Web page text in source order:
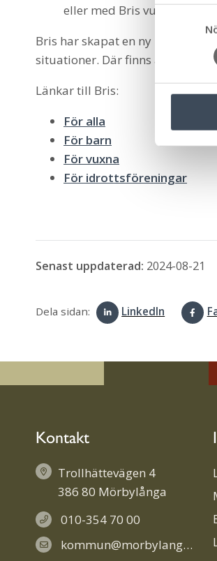
S
t
s
a
eller med Bris
Bris har skapat en ny hemsida
situationer. Där finns även en
Länkar till Bris:
För alla
För barn
För vuxna
För idrottsföreningar
Senast uppdaterad: 2024-08-21
Dela sidan: LinkedIn
Kontakt
Trollhättevägen 4
386 80 Mörbylånga
010-354 70 00
kommun@morbylanga.se